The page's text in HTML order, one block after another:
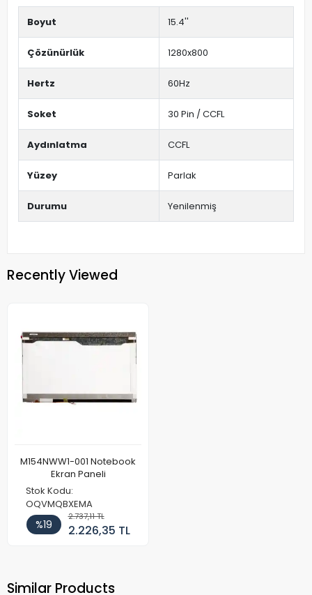
Boyut 15.4''
Çözünürlük 1280x800
Hertz 60Hz
Soket 30 Pin / CCFL
Aydınlatma CCFL
Yüzey Parlak
Durumu Yenilenmiş
Recently Viewed
M154NWW1-001 Notebook
Ekran Paneli
Stok Kodu:
OQVMQBXEMA
%19
2.737,11 TL
2.226,35 TL
Similar Products